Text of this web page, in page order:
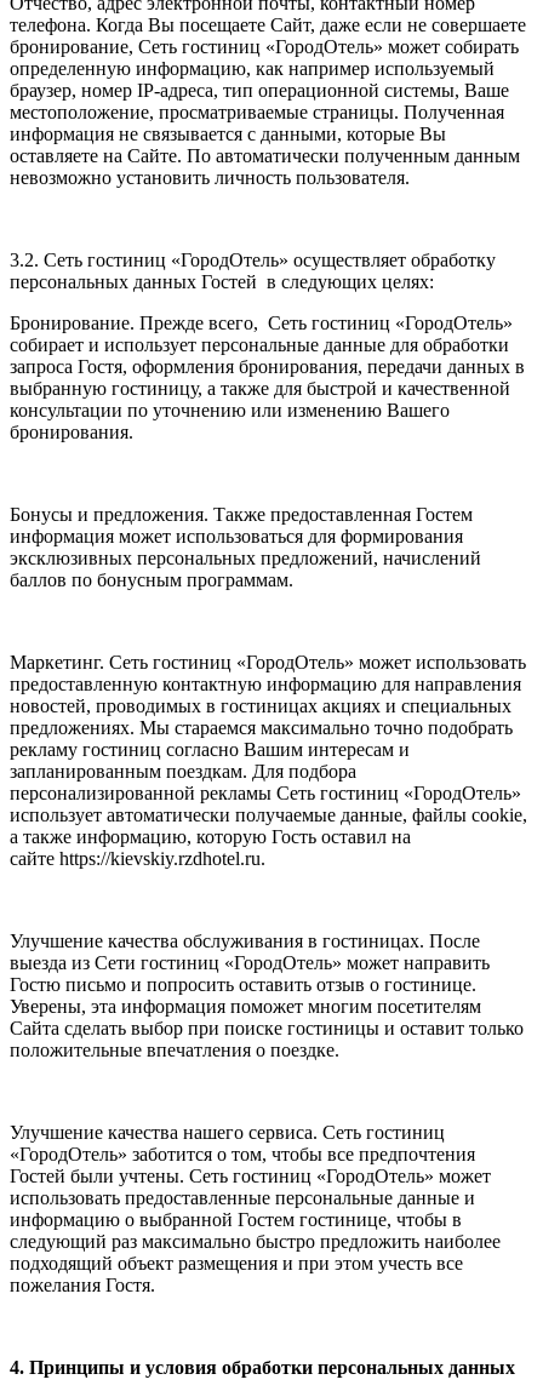
телефона. Когда Вы посещаете Сайт, даже если не совершаете
бронирование, Сеть гостиниц «ГородОтель» может собирать
определенную информацию, как например используемый
браузер, номер IP-адреса, тип операционной системы, Ваше
местоположение, просматриваемые страницы. Полученная
информация не связывается с данными, которые Вы
оставляете на Сайте. По автоматически полученным данным
невозможно установить личность пользователя.
3.2. Сеть гостиниц «ГородОтель» осуществляет обработку
персональных данных Гостей в следующих целях:
Бронирование. Прежде всего, Сеть гостиниц «ГородОтель»
собирает и использует персональные данные для обработки
запроса Гостя, оформления бронирования, передачи данных в
выбранную гостиницу, а также для быстрой и качественной
консультации по уточнению или изменению Вашего
бронирования.
Бонусы и предложения. Также предоставленная Гостем
информация может использоваться для формирования
эксклюзивных персональных предложений, начислений
баллов по бонусным программам.
Маркетинг. Сеть гостиниц «ГородОтель» может использовать
предоставленную контактную информацию для направления
новостей, проводимых в гостиницах акциях и специальных
предложениях. Мы стараемся максимально точно подобрать
рекламу гостиниц согласно Вашим интересам и
запланированным поездкам. Для подбора
персонализированной рекламы Сеть гостиниц «ГородОтель»
использует автоматически получаемые данные, файлы cookie,
а также информацию, которую Гость оставил на
сайте https://kievskiy.rzdhotel.ru.
Улучшение качества обслуживания в гостиницах. После
выезда из Сети гостиниц «ГородОтель» может направить
Гостю письмо и попросить оставить отзыв о гостинице.
Уверены, эта информация поможет многим посетителям
Сайта сделать выбор при поиске гостиницы и оставит только
положительные впечатления о поездке.
Улучшение качества нашего сервиса. Сеть гостиниц
«ГородОтель» заботится о том, чтобы все предпочтения
Гостей были учтены. Сеть гостиниц «ГородОтель» может
использовать предоставленные персональные данные и
информацию о выбранной Гостем гостинице, чтобы в
следующий раз максимально быстро предложить наиболее
подходящий объект размещения и при этом учесть все
пожелания Гостя.
4. Принципы и условия обработки персональных данных